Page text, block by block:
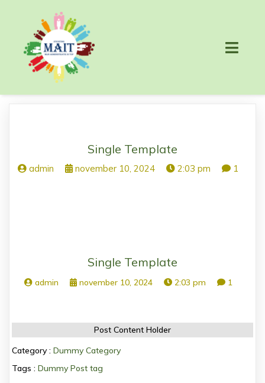
Single Template
admin november 10, 2024 2:03 pm 1
Single Template
admin november 10, 2024 2:03 pm 1
Post Content Holder
Category : Dummy Category
Tags : Dummy Post tag